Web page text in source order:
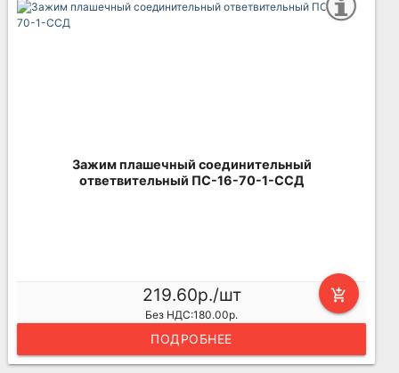
Зажим плашечный соединительный
ответвительный ПС-16-70-1-ССД
add_shopping_cart
219.60р./шт
Без НДС:180.00р.
ПОДРОБНЕЕ